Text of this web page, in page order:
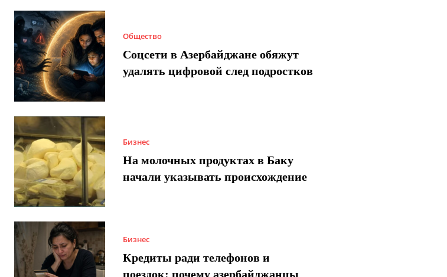
Общество
Соцсети в Азербайджане обяжут
удалять цифровой след подростков
Бизнес
На молочных продуктах в Баку
начали указывать происхождение
Бизнес
Кредиты ради телефонов и
поездок: почему азербайджанцы